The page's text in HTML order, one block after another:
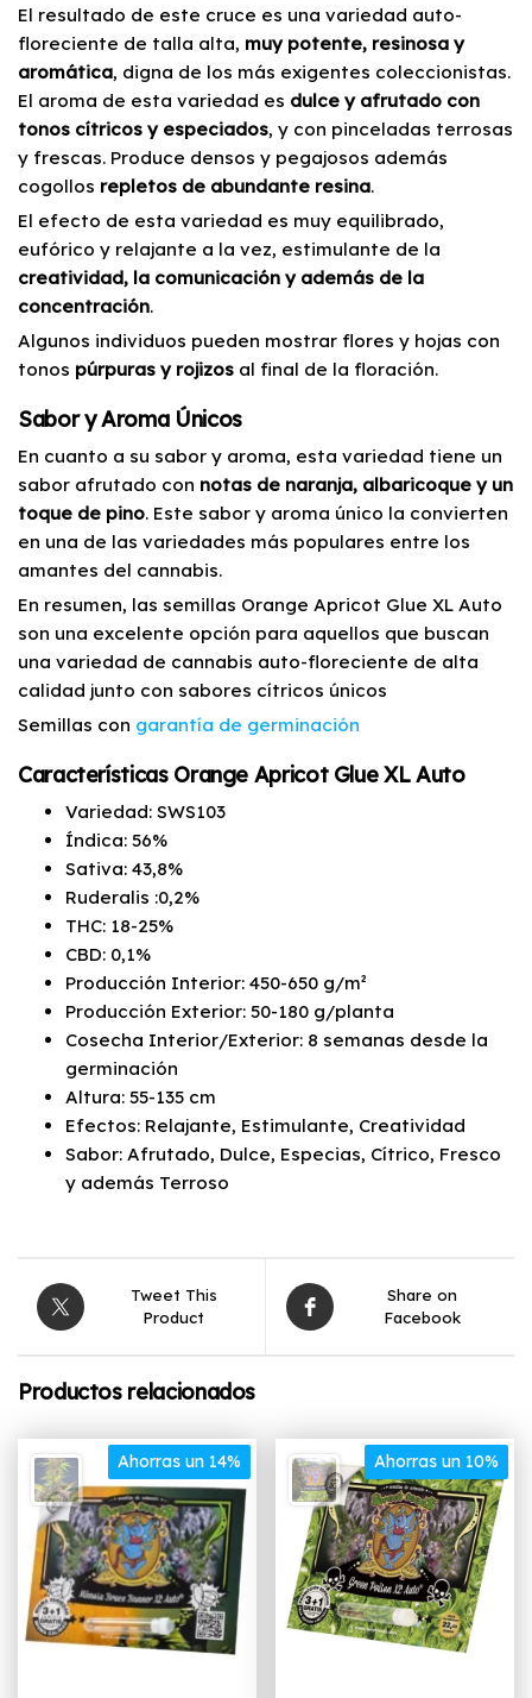
El resultado de este cruce es una variedad auto-
floreciente de talla alta, muy potente, resinosa y
aromática, digna de los más exigentes coleccionistas.
El aroma de esta variedad es dulce y afrutado con
tonos cítricos y especiados, y con pinceladas terrosas
y frescas. Produce densos y pegajosos además
cogollos repletos de abundante resina.
El efecto de esta variedad es muy equilibrado,
eufórico y relajante a la vez, estimulante de la
creatividad, la comunicación y además de la
concentración.
Algunos individuos pueden mostrar flores y hojas con
tonos púrpuras y rojizos al final de la floración.
Sabor y Aroma Únicos
En cuanto a su sabor y aroma, esta variedad tiene un
sabor afrutado con notas de naranja, albaricoque y un
toque de pino. Este sabor y aroma único la convierten
en una de las variedades más populares entre los
amantes del cannabis.
En resumen, las semillas Orange Apricot Glue XL Auto
son una excelente opción para aquellos que buscan
una variedad de cannabis auto-floreciente de alta
calidad junto con sabores cítricos únicos
Semillas con garantía de germinación
Características Orange Apricot Glue XL Auto
Variedad: SWS103
Índica: 56%
Sativa: 43,8%
Ruderalis :0,2%
THC: 18-25%
CBD: 0,1%
Producción Interior: 450-650 g/m²
Producción Exterior: 50-180 g/planta
Cosecha Interior/Exterior: 8 semanas desde la
germinación
Altura: 55-135 cm
Efectos: Relajante, Estimulante, Creatividad
Sabor: Afrutado, Dulce, Especias, Cítrico, Fresco
y además Terroso
Tweet This
Product
Share on
Facebook
Productos relacionados
Ahorras un 14% Ahorras un 10%